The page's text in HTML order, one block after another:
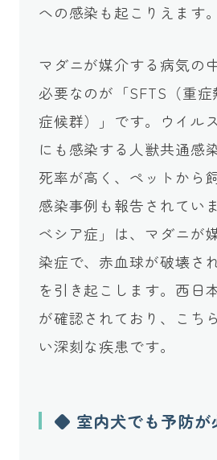
への感染も起こりえます。
マダニが媒介する病気の
必要なのが「SFTS（重
症候群）」です。ウイル
にも感染する人獣共通感
死率が高く、ペットから
感染事例も報告されてい
ベシア症」は、マダニが
染症で、赤血球が破壊さ
を引き起こします。西日
が確認されており、こち
い深刻な疾患です。
◆ 室内犬でも予防が